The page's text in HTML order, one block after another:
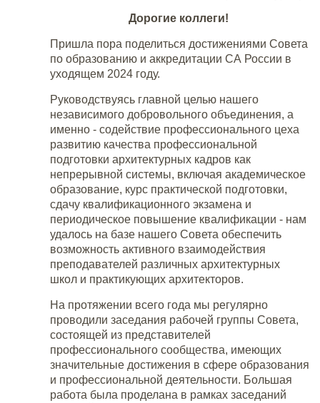
Дорогие коллеги!
Пришла пора поделиться достижениями Совета
по образованию и аккредитации СА России в
уходящем 2024 году.
Руководствуясь главной целью нашего
независимого добровольного объединения, а
именно - содействие профессионального цеха
развитию качества профессиональной
подготовки архитектурных кадров как
непрерывной системы, включая академическое
образование, курс практической подготовки,
сдачу квалификационного экзамена и
периодическое повышение квалификации - нам
удалось на базе нашего Совета обеспечить
возможность активного взаимодействия
преподавателей различных архитектурных
школ и практикующих архитекторов.
На протяжении всего года мы регулярно
проводили заседания рабочей группы Совета,
состоящей из представителей
профессионального сообщества, имеющих
значительные достижения в сфере образования
и профессиональной деятельности. Большая
работа была проделана в рамках заседаний